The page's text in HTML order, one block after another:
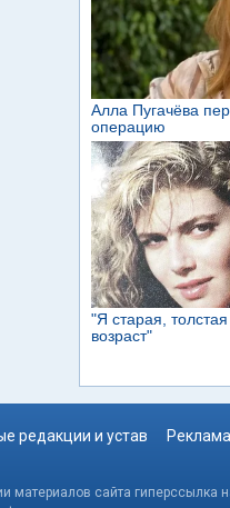
редакции и устав
сайта гиперссылка